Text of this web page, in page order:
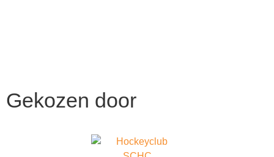
Gekozen door